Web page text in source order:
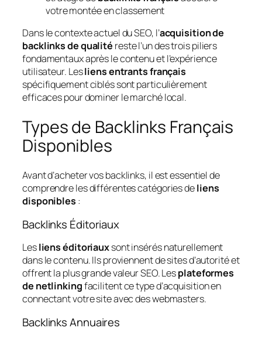
votre montée en classement
Dans le contexte actuel du SEO, l’acquisition de
backlinks de qualité reste l’un des trois piliers
fondamentaux après le contenu et l’expérience
utilisateur. Lesliens entrants français
spécifiquement ciblés sont particulièrement
efficaces pour dominer le marché local.
Types de Backlinks Français
Disponibles
Avant d’acheter vos backlinks, il est essentiel de
comprendre les différentes catégories deliens
disponibles :
Backlinks Éditoriaux
Lesliens éditoriauxsont insérés naturellement
dans le contenu. Ils proviennent de sites d’autorité et
offrent la plus grande valeur SEO. Lesplateformes
de netlinkingfacilitent ce type d’acquisition en
connectant votre site avec des webmasters.
Backlinks Annuaires